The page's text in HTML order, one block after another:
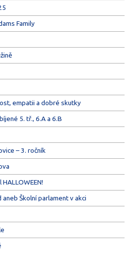
Family
empatii a dobré skutky
5. tř., 6.A a 6.B
– 3. ročník
Školní parlament v akci